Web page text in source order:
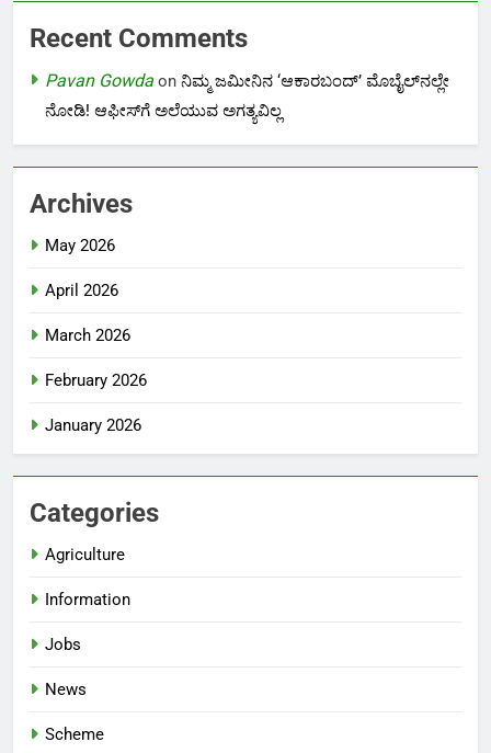
Recent Comments
Pavan Gowda on ನಿಮ್ಮ ಜಮೀನಿನ ‘ಆಕಾರಬಂದ್’ ಮೊಬೈಲ್‌ನಲ್ಲೇ
ನೋಡಿ! ಆಫೀಸ್‌ಗೆ ಅಲೆಯುವ ಅಗತ್ಯವಿಲ್ಲ
Archives
May 2026
April 2026
March 2026
February 2026
January 2026
Categories
Agriculture
Information
Jobs
News
Scheme